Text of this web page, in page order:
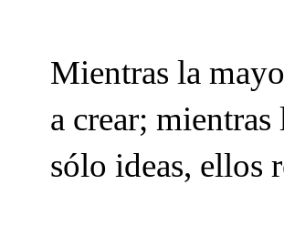
Mientras la
a crear;
sólo ideas, ellos